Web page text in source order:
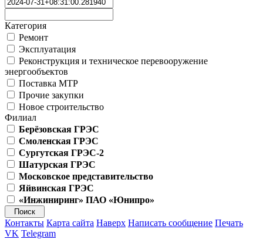
Категория
Ремонт
Эксплуатация
Реконструкция и техническое перевооружение
энергообъектов
Поставка МТР
Прочие закупки
Новое строительство
Филиал
Берёзовская ГРЭС
Смоленская ГРЭС
Сургутская ГРЭС-2
Шатурская ГРЭС
Московское представительство
Яйвинская ГРЭС
«Инжиниринг» ПАО «Юнипро»
Контакты Карта сайта Наверх Написать сообщение Печать
VK Telegram